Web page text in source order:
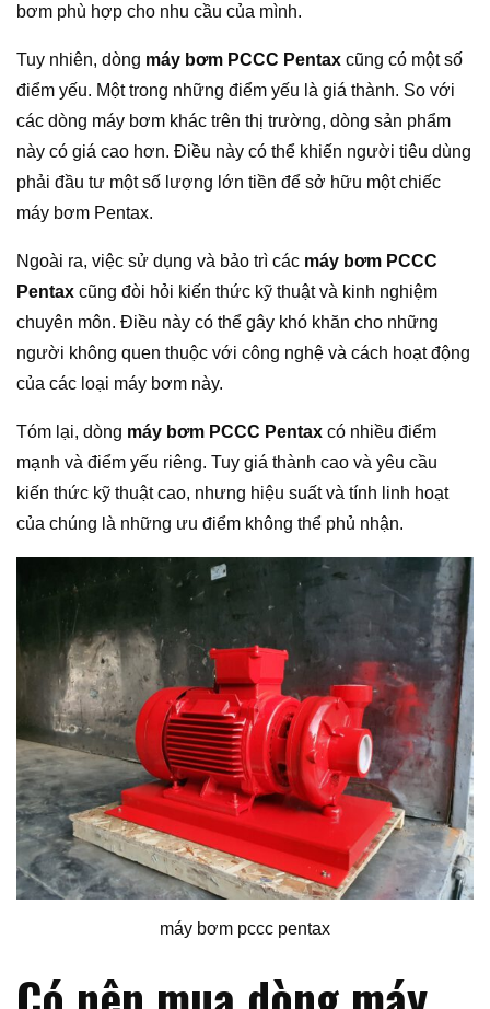
bơm phù hợp cho nhu cầu của mình.
Tuy nhiên, dòng máy bơm PCCC Pentax cũng có một số
điểm yếu. Một trong những điểm yếu là giá thành. So với
các dòng máy bơm khác trên thị trường, dòng sản phẩm
này có giá cao hơn. Điều này có thể khiến người tiêu dùng
phải đầu tư một số lượng lớn tiền để sở hữu một chiếc
máy bơm Pentax.
Ngoài ra, việc sử dụng và bảo trì các máy bơm PCCC
Pentax cũng đòi hỏi kiến thức kỹ thuật và kinh nghiệm
chuyên môn. Điều này có thể gây khó khăn cho những
người không quen thuộc với công nghệ và cách hoạt động
của các loại máy bơm này.
Tóm lại, dòng máy bơm PCCC Pentax có nhiều điểm
mạnh và điểm yếu riêng. Tuy giá thành cao và yêu cầu
kiến thức kỹ thuật cao, nhưng hiệu suất và tính linh hoạt
của chúng là những ưu điểm không thể phủ nhận.
máy bơm pccc pentax